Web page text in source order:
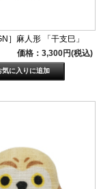
］麻人形 「干支巳」
価格：3,300円(税込)